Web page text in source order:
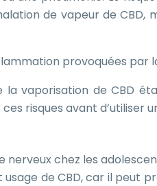
de vapeur de
provoquées par
vaporisation de CBD
risques avant d’utiliser
chez les
de CBD, car il peut